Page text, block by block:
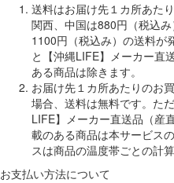
送料はお届け先１カ所あた
関西、中国は880円（税込
1100円（税込み）の送料が
と【沖縄LIFE】メーカー直
ある商品は除きます。
お届け先１カ所あたりのお
場合、送料は無料です。た
LIFE】メーカー直送品（産
載のある商品は本サービス
スは商品の温度帯ごとの計
お支払い方法について